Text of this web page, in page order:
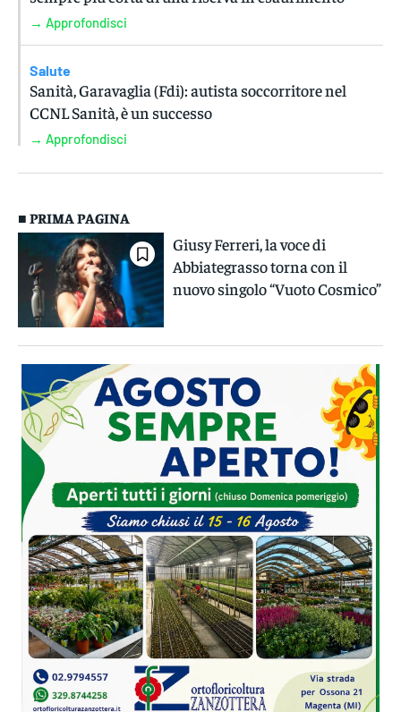
→ Approfondisci
Salute
Sanità, Garavaglia (Fdi): autista soccorritore nel
CCNL Sanità, è un successo
→ Approfondisci
■ PRIMA PAGINA
Giusy Ferreri, la voce di
Abbiategrasso torna con il
nuovo singolo “Vuoto Cosmico”